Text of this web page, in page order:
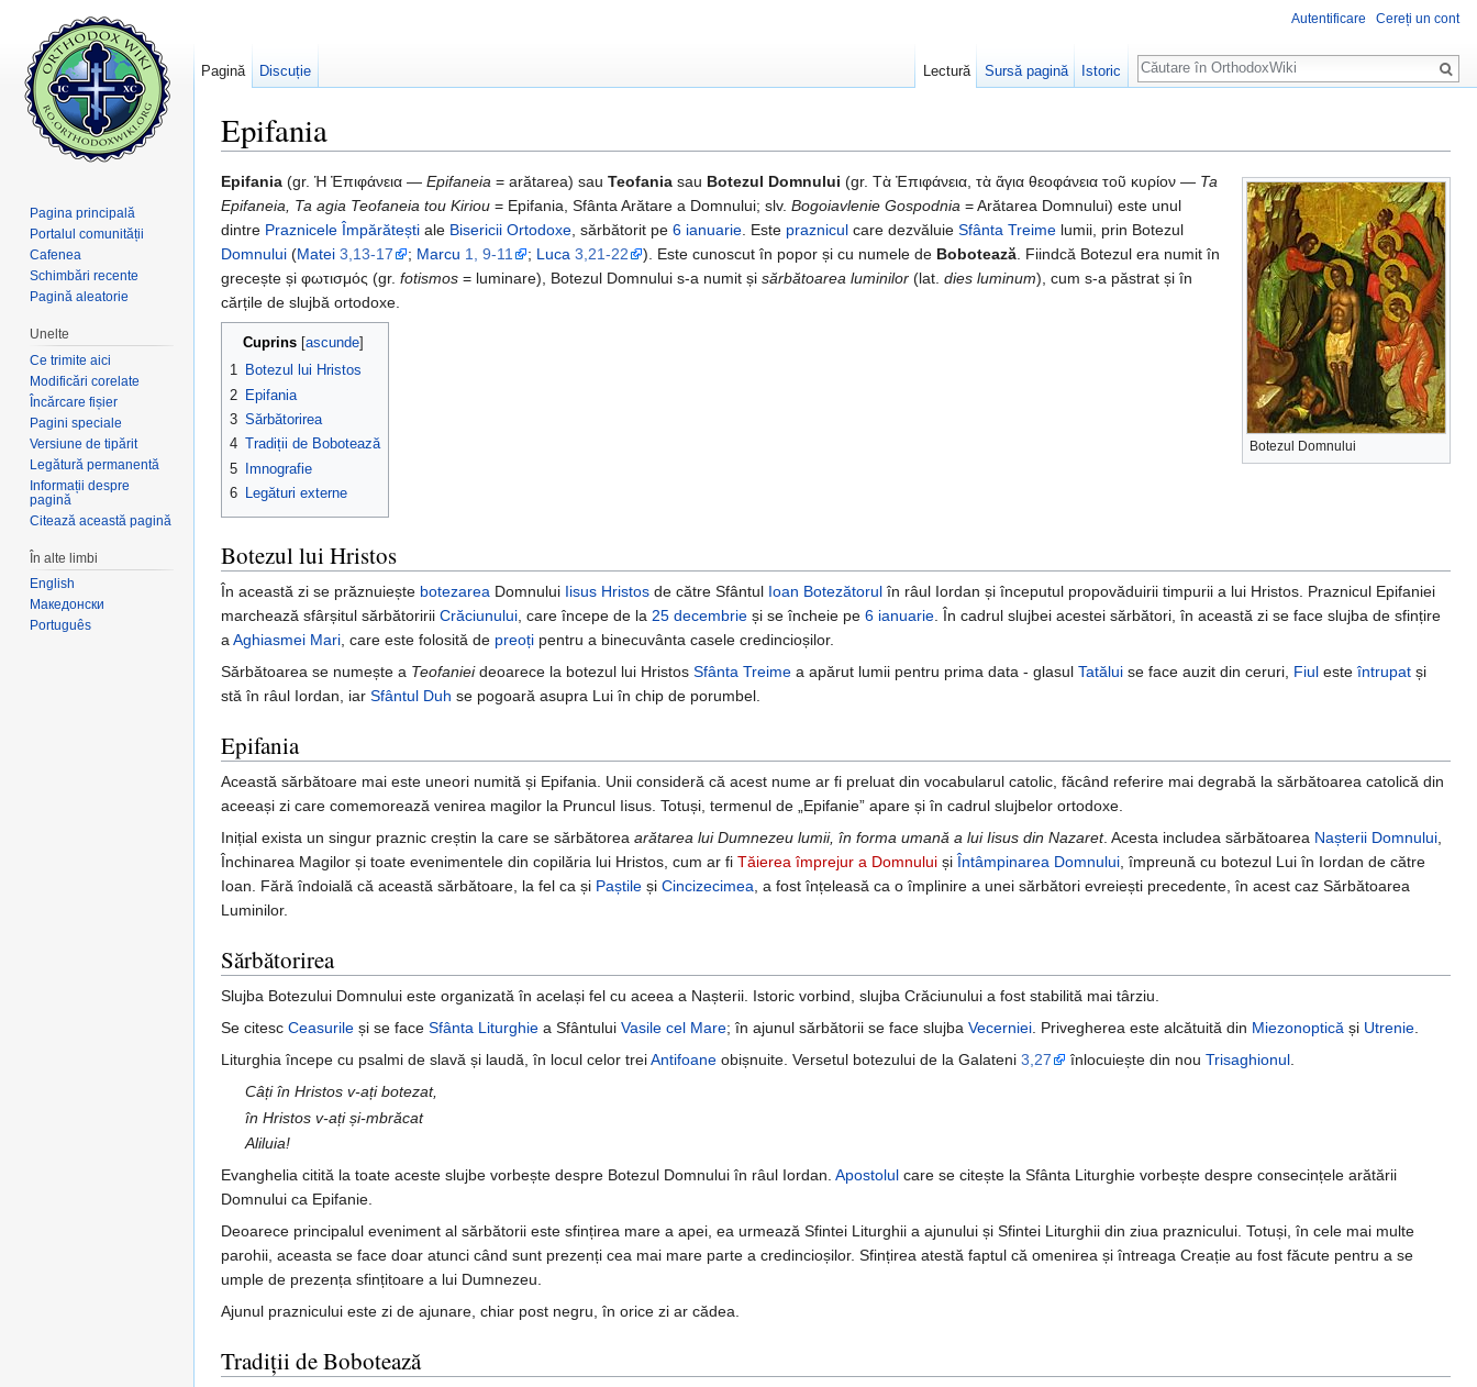
Epifania
Botezul Domnului
Epifania (gr. Ἡ Ἐπιφάνεια — Epifaneia = arătarea) sau Teofania sau Botezul Domnului (gr. Τὰ Ἐπιφάνεια, τὰ ἅγια θεοφάνεια τοῦ κυρίον — Ta
Epifaneia, Ta agia Teofaneia tou Kiriou = Epifania, Sfânta Arătare a Domnului; slv. Bogoiavlenie Gospodnia = Arătarea Domnului) este unul
dintre Praznicele Împărătești ale Bisericii Ortodoxe, sărbătorit pe 6 ianuarie. Este praznicul care dezvăluie Sfânta Treime lumii, prin Botezul
Domnului (Matei 3,13-17 ; Marcu 1, 9-11 ; Luca 3,21-22 ). Este cunoscut în popor și cu numele de Bobotează. Fiindcă Botezul era numit în
grecește și φωτισμός (gr. fotismos = luminare), Botezul Domnului s-a numit și sărbătoarea luminilor (lat. dies luminum), cum s-a păstrat și în
cărțile de slujbă ortodoxe.
Cuprins[ ascunde]
1 Botezul lui Hristos
2 Epifania
3 Sărbătorirea
4 Tradiții de Bobotează
5
Imnografie
6 Legături externe
Botezul lui Hristos
În această zi se prăznuiește botezarea Domnului Iisus Hristos de către Sfântul Ioan Botezătorul în râul Iordan și începutul propovăduirii timpurii a lui Hristos. Praznicul Epifaniei
marchează sfârșitul sărbătoririi Crăciunului, care începe de la 25 decembrie și se încheie pe 6 ianuarie. În cadrul slujbei acestei sărbători, în această zi se face slujba de sfințire
aAghiasmei Mari, care este folosită de preoți pentru a binecuvânta casele credincioșilor.
Sărbătoarea se numește a Teofanieideoarece la botezul lui Hristos Sfânta Treime a apărut lumii pentru prima data - glasul Tatălui se face auzit din ceruri, Fiul esteîntrupat și
stă în râul Iordan, iar Sfântul Duh se pogoară asupra Lui în chip de porumbel.
Epifania
Această sărbătoare mai este uneori numită și Epifania. Unii consideră că acest nume ar fi preluat din vocabularul catolic, făcând referire mai degrabă la sărbătoarea catolică din
aceeași zi care comemorează venirea magilor la Pruncul Iisus. Totuși, termenul de „Epifanie” apare și în cadrul slujbelor ortodoxe.
Inițial exista un singur praznic creștin la care se sărbătorea arătarea lui Dumnezeu lumii, în forma umană a lui Iisus din Nazaret. Acesta includea sărbătoarea Nașterii Domnului,
Închinarea Magilor și toate evenimentele din copilăria lui Hristos, cum ar fi Tăierea împrejur a Domnului și Întâmpinarea Domnului, împreună cu botezul Lui în Iordan de către
Ioan. Fără îndoială că această sărbătoare, la fel ca și Paștile și Cincizecimea, a fost înțeleasă ca o împlinire a unei sărbători evreiești precedente, în acest caz Sărbătoarea
Luminilor.
Sărbătorirea
Slujba Botezului Domnului este organizată în același fel cu aceea a Nașterii. Istoric vorbind, slujba Crăciunului a fost stabilită mai târziu.
Se citesc Ceasurile și se face Sfânta Liturghie a Sfântului Vasile cel Mare; în ajunul sărbătorii se face slujba Vecerniei. Privegherea este alcătuită din Miezonoptică și Utrenie.
Liturghia începe cu psalmi de slavă și laudă, în locul celor treiAntifoane obișnuite. Versetul botezului de la Galateni 3,27 înlocuiește din nou Trisaghionul.
Câți în Hristos v-ați botezat,
în Hristos v-ați și-mbrăcat
Aliluia!
Evanghelia citită la toate aceste slujbe vorbește despre Botezul Domnului în râul Iordan. Apostolul care se citește la Sfânta Liturghie vorbește despre consecințele arătării
Domnului ca Epifanie.
Deoarece principalul eveniment al sărbătorii este sfințirea mare a apei, ea urmează Sfintei Liturghii a ajunului și Sfintei Liturghii din ziua praznicului. Totuși, în cele mai multe
parohii, aceasta se face doar atunci când sunt prezenți cea mai mare parte a credincioșilor. Sfințirea atestă faptul că omenirea și întreaga Creație au fost făcute pentru a se
umple de prezența sfințitoare a lui Dumnezeu.
Ajunul praznicului este zi de ajunare, chiar post negru, în orice zi ar cădea.
Tradiții de Bobotează
Autentificare Cereți un cont
Pagină Discuție Lectură Sursă pagină Istoric
Căutare
Pagina principală
Portalul comunității
Cafenea
Schimbări recente
Pagină aleatorie
Unelte
Ce trimite aici
Modificări corelate
Încărcare fișier
Pagini speciale
Versiune de tipărit
Legătură permanentă
Informații despre
pagină
Citează această pagină
În alte limbi
English
Македонски
Português